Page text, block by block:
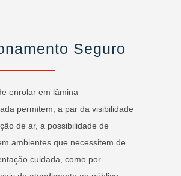
Seguro
enrolar em lâmina
permitem, a par da visibilidade
de ar, a possibilidade de
ambientes que necessitem de
cuidada, como por